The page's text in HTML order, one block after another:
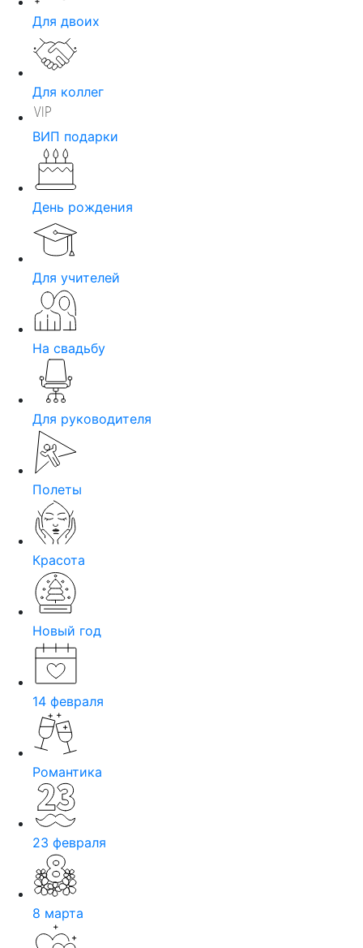
Для двоих
Для коллег
ВИП подарки
День рождения
Для учителей
На свадьбу
Для руководителя
Полеты
Красота
Новый год
14 февраля
Романтика
23 февраля
8 марта